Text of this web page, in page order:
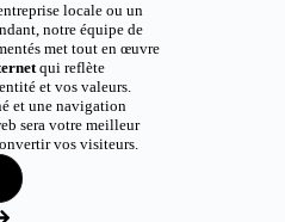
locale ou un
notre équipe de
met tout en œuvre
qui reflète
et vos valeurs.
et une navigation
sera votre meilleur
vos visiteurs.